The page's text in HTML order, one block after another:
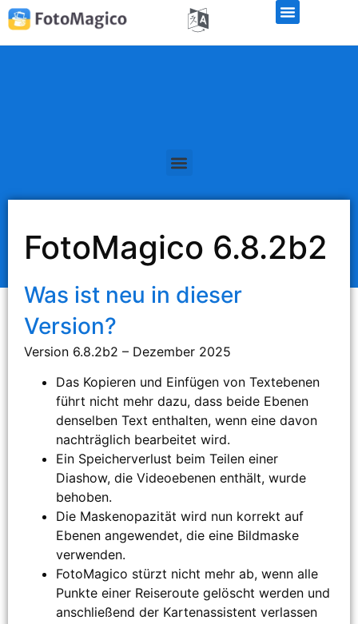
FotoMagico 6.8.2b2
Was ist neu in dieser
Version?
Version 6.8.2b2 – Dezember 2025
Das Kopieren und Einfügen von Textebenen
führt nicht mehr dazu, dass beide Ebenen
denselben Text enthalten, wenn eine davon
nachträglich bearbeitet wird.
Ein Speicherverlust beim Teilen einer
Diashow, die Videoebenen enthält, wurde
behoben.
Die Maskenopazität wird nun korrekt auf
Ebenen angewendet, die eine Bildmaske
verwenden.
FotoMagico stürzt nicht mehr ab, wenn alle
Punkte einer Reiseroute gelöscht werden und
anschließend der Kartenassistent verlassen